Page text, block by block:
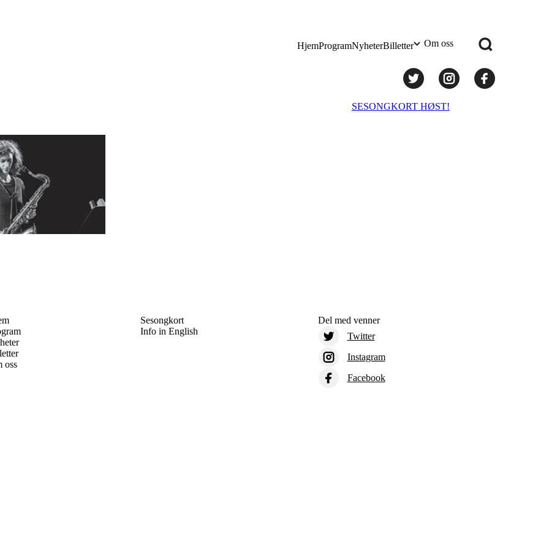
HjemProgramNyheterBilletter Om oss
SESONGKORT HØST!
oss
Sesongkort
Info in English
Del med venner
Twitter
Instagram
Facebook